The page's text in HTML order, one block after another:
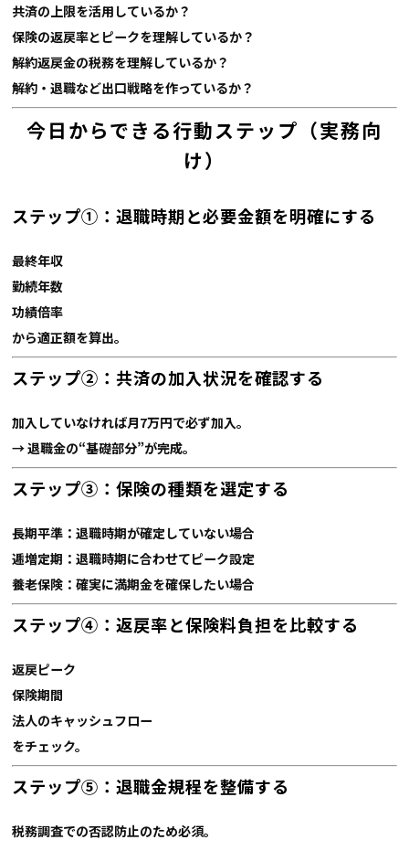
共済の上限を活用しているか？
保険の返戻率とピークを理解しているか？
解約返戻金の税務を理解しているか？
解約・退職など出口戦略を作っているか？
今日からできる行動ステップ（実務向
け）
ステップ①：退職時期と必要金額を明確にする
最終年収
勤続年数
功績倍率
から適正額を算出。
ステップ②：共済の加入状況を確認する
加入していなければ月7万円で必ず加入。
→ 退職金の“基礎部分”が完成。
ステップ③：保険の種類を選定する
長期平準：退職時期が確定していない場合
逓増定期：退職時期に合わせてピーク設定
養老保険：確実に満期金を確保したい場合
ステップ④：返戻率と保険料負担を比較する
返戻ピーク
保険期間
法人のキャッシュフロー
をチェック。
ステップ⑤：退職金規程を整備する
税務調査での否認防止のため必須。